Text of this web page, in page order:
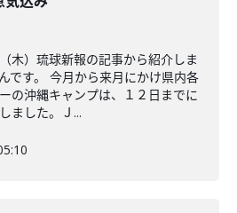
木）琉球新報の記事から紹介しま
です。 今月から来月にかけ県内各
の沖縄キャンプは、１２日までに
ました。Ｊ...